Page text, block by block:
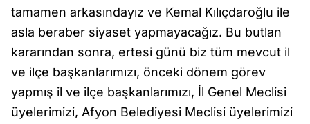
tamamen arkasındayız ve Kemal Kılıçdaroğlu ile
asla beraber siyaset yapmayacağız. Bu butlan
kararından sonra, ertesi günü biz tüm mevcut il
ve ilçe başkanlarımızı, önceki dönem görev
yapmış il ve ilçe başkanlarımızı, İl Genel Meclisi
üyelerimizi, Afyon Belediyesi Meclisi üyelerimizi